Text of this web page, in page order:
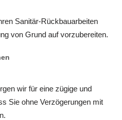
Sanitär-Rückbauarbeiten
von Grund auf vorzubereiten.
wir für eine zügige und
Sie ohne Verzögerungen mit